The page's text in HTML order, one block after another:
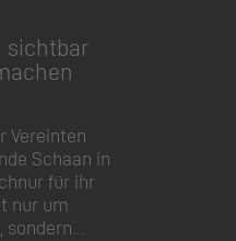
sichtbar
Vereinten
Schaan in
für ihr
nur um